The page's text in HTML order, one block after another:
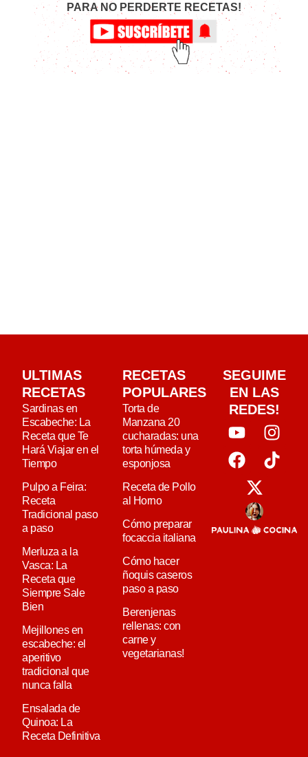
PARA NO PERDERTE RECETAS!
ULTIMAS
RECETAS
Sardinas en
Escabeche: La
Receta que Te
Hará Viajar en el
Tiempo
Pulpo a Feira:
Receta
Tradicional paso
a paso
Merluza a la
Vasca: La
Receta que
Siempre Sale
Bien
Mejillones en
escabeche: el
aperitivo
tradicional que
nunca falla
Ensalada de
Quinoa: La
Receta Definitiva
RECETAS
POPULARES
Torta de
Manzana 20
cucharadas: una
torta húmeda y
esponjosa
Receta de Pollo
al Horno
Cómo preparar
focaccia italiana
Cómo hacer
ñoquis caseros
paso a paso
Berenjenas
rellenas: con
carne y
vegetarianas!
SEGUIME
EN LAS
REDES!